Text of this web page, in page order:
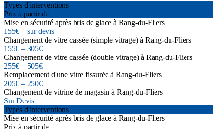
Types d'interventions
Prix à partir de
Mise en sécurité après bris de glace à Rang-du-Fliers
155€ – sur devis
Changement de vitre cassée (simple vitrage) à Rang-du-Fliers
155€ – 305€
Changement de vitre cassée (double vitrage) à Rang-du-Fliers
255€ – 505€
Remplacement d'une vitre fissurée à Rang-du-Fliers
205€ – 250€
Changement de vitrine de magasin à Rang-du-Fliers
Sur Devis
Types d'interventions
Mise en sécurité après bris de glace à Rang-du-Fliers
Prix à partir de